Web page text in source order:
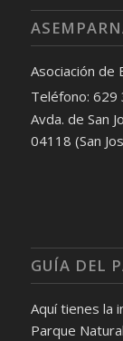
Asociación de
Teléfono: 629
Avda. de San
04118 (San
GUÍA DEL
Aquí tienes la
Parque